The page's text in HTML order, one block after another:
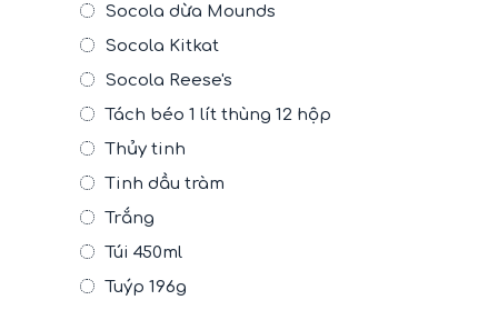
Socola dừa Mounds
Socola Kitkat
Socola Reese's
Tách béo 1 lít thùng 12 hộp
Thủy tinh
Tinh dầu tràm
Trắng
Túi 450ml
Tuýp 196g